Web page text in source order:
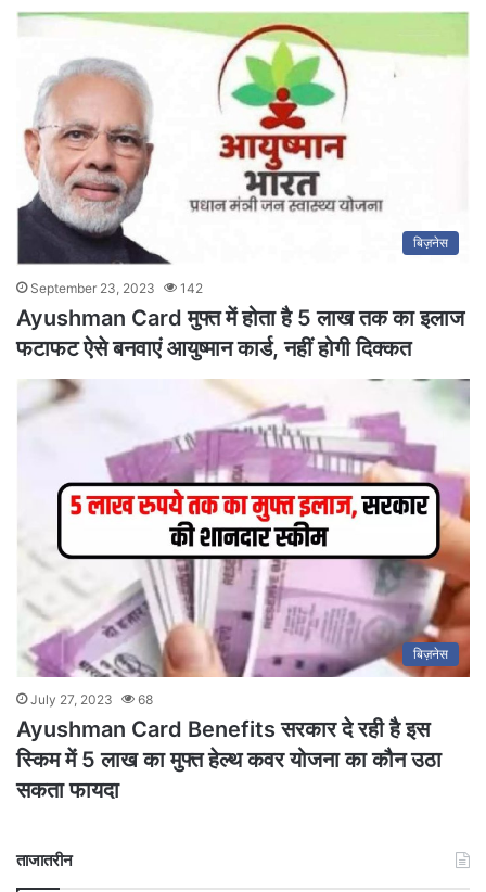
बिज़नेस
September 23, 2023 142
Ayushman Card मुफ्त में होता है 5 लाख तक का इलाज
फटाफट ऐसे बनवाएं आयुष्मान कार्ड, नहीं होगी दिक्कत
बिज़नेस
July 27, 2023 68
Ayushman Card Benefits सरकार दे रही है इस
स्किम में 5 लाख का मुफ्त हेल्थ कवर योजना का कौन उठा
सकता फायदा
ताजातरीन